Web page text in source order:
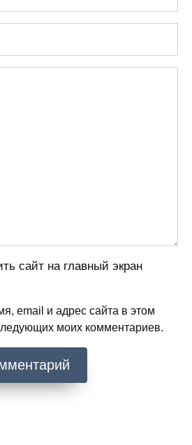
сайт на главный экран
email и адрес сайта в этом
моих комментариев.